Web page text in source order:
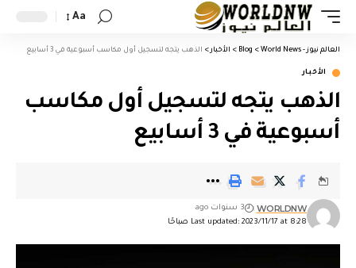
Aa
العالم نيوز - World News >
Blog
> الأخبار > الذهب يتجه لتسجيل أول مكاسب أسبوعية في 3 أسابيع
الأخبار
الذهب يتجه لتسجيل أول مكاسب
أسبوعية في 3 أسابيع
Last updated: 2023/11/17 at 8:28 صباحًا
WORLDNW 3 سنوات ago